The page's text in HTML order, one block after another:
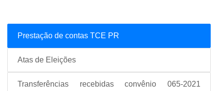
Prestação de contas TCE PR
Atas de Eleições
Transferências recebidas convênio 065-2021